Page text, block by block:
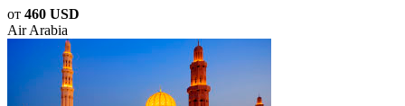
от 460 USD
Air Arabia